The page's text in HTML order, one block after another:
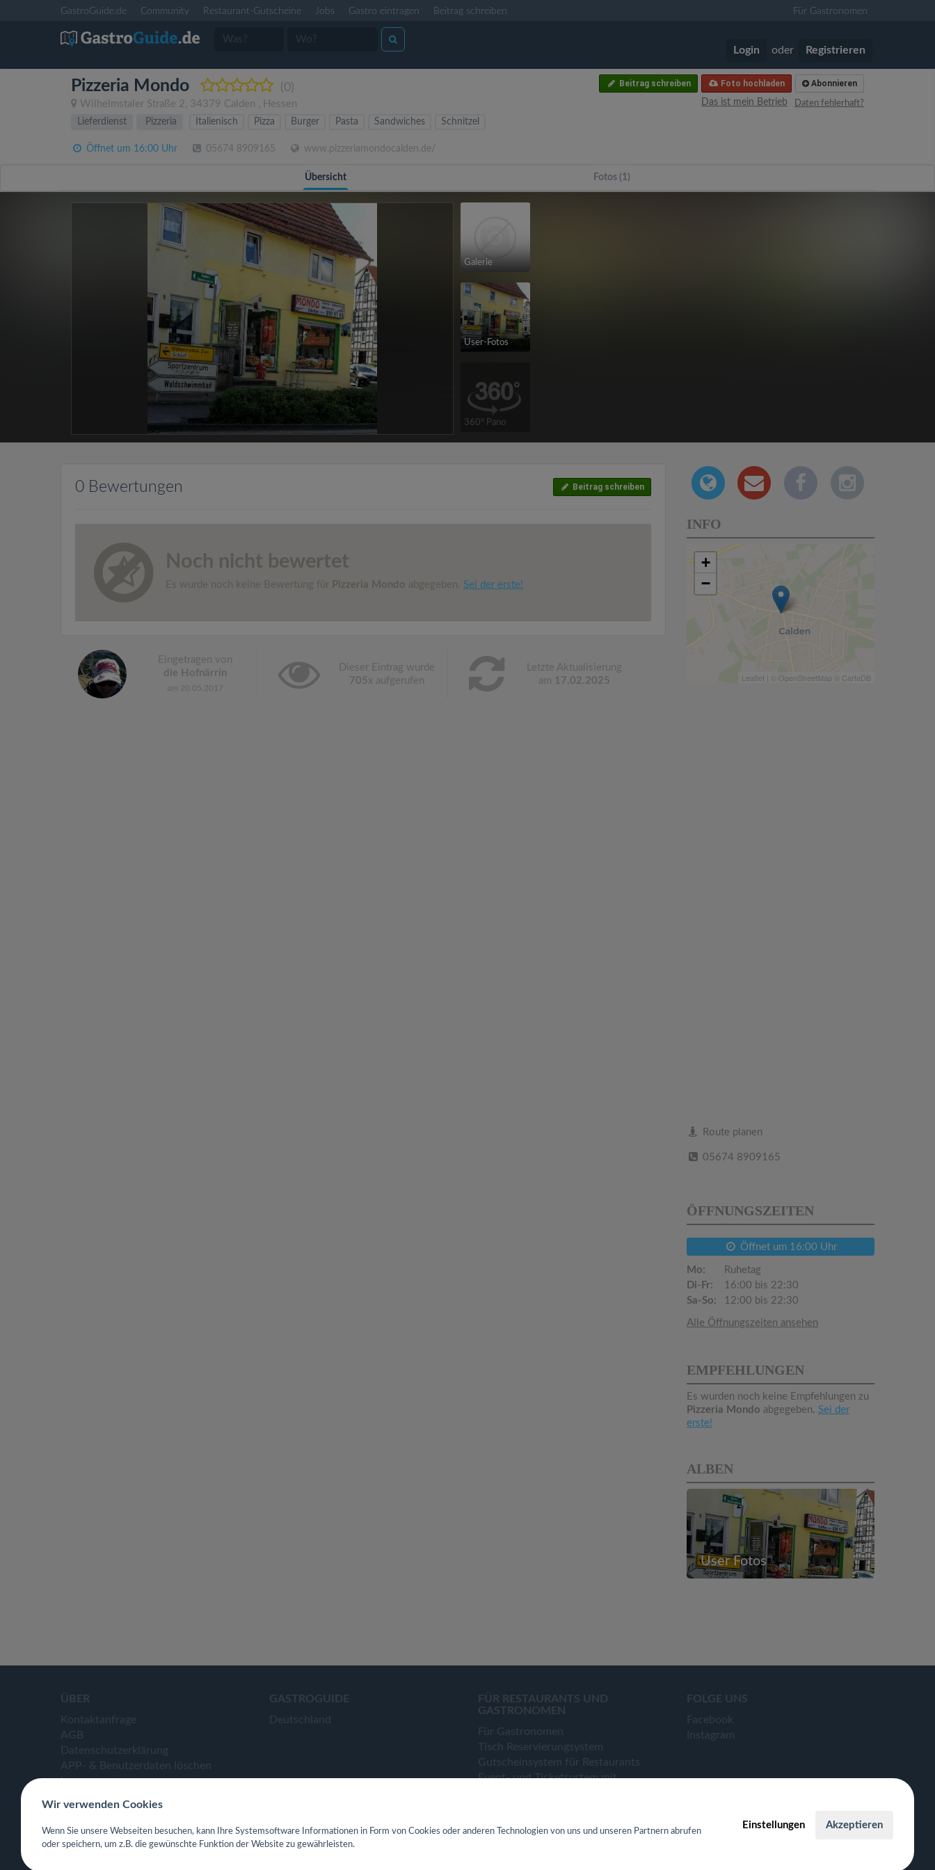
GastroGuide.de Community Restaurant-Gutscheine Jobs Gastro eintragen Beitrag schreiben Für Gastronomen
Login oder Registrieren
Pizzeria Mondo (0)
Wilhelmstaler Straße 2, 34379 Calden , Hessen
Abonnieren
Foto hochladen
Beitrag schreiben
Daten fehlerhaft?
Das ist mein Betrieb
Lieferdienst
Pizzeria Italienisch Pizza Burger Pasta Sandwiches Schnitzel
Öffnet um 16:00 Uhr 05674 8909165 www.pizzeriamondocalden.de/
Übersicht Fotos (1)
Galerie
User-Fotos
360° Pano
0 Bewertungen Beitrag schreiben
Noch nicht bewertet
Es wurde noch keine Bewertung für Pizzeria Mondo abgegeben. Sei der erste!
Eingetragen von
die Hofnärrin
am 20.05.2017
Dieser Eintrag wurde
705 x aufgerufen
Letzte Aktualisierung
am 17.02.2025
INFO
+
−
Leaflet | © OpenStreetMap © CartoDB
Route planen
05674 8909165
ÖFFNUNGSZEITEN
Öffnet um 16:00 Uhr
Mo:
Ruhetag
Di-Fr:
16:00 bis 22:30
Sa-So:
12:00 bis 22:30
Alle Öffnungszeiten ansehen
EMPFEHLUNGEN
Es wurden noch keine Empfehlungen zu
Pizzeria Mondo abgegeben. Sei der
erste!
ALBEN
User Fotos
ÜBER
Kontaktanfrage
AGB
Datenschutzerklärung
APP- & Benutzerdaten löschen
Impressum
GASTROGUIDE
Deutschland
FÜR RESTAURANTS UND
GASTRONOMEN
Für Gastronomen
Tisch Reservierungsystem
Gutscheinsystem für Restaurants
Event- und Ticketsystem mit
Webseiten für Restaurant
FOLGE UNS
Facebook
Instagram
Wir verwenden Cookies
Wenn Sie unsere Webseiten besuchen, kann Ihre Systemsoftware Informationen in Form von Cookies oder anderen Technologien von uns und unseren Partnern abrufen
oder speichern, um z.B. die gewünschte Funktion der Website zu gewährleisten.
Einstellungen Akzeptieren